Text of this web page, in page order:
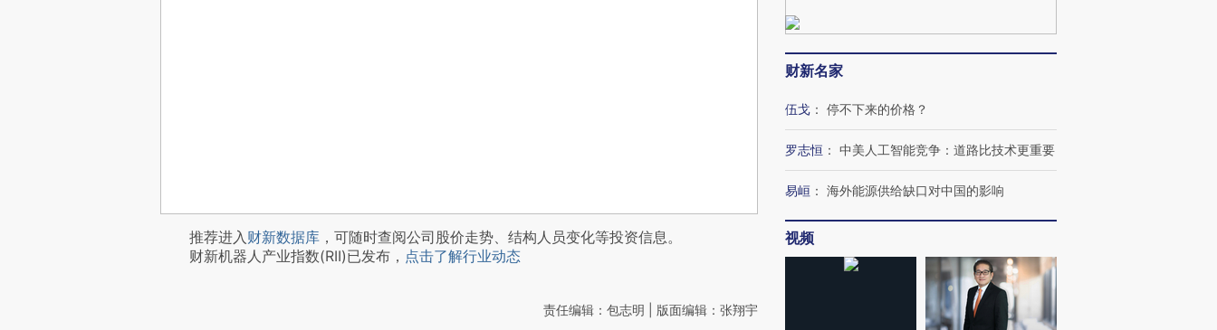
推荐进入财新数据库 ，可随时查阅公司股价走势、结构人员变化等投资信息。
财新机器人产业指数(RII)已发布， 点击了解行业动态
责任编辑：包志明 | 版面编辑：张翔宇
财新名家
伍戈 ： 停不下来的价格？
罗志恒 ： 中美人工智能竞争：道路比技术更重要
易峘 ： 海外能源供给缺口对中国的影响
视频